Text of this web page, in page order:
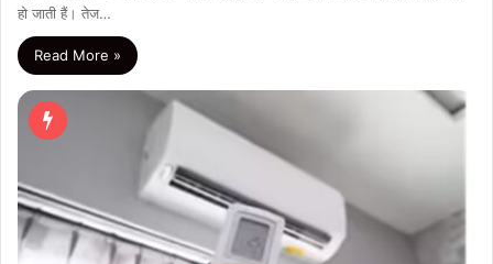
हो जाती हैं। तेज…
Read More »